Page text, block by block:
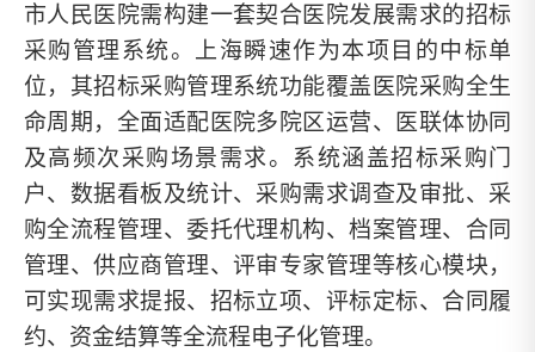
市人民医院需构建一套契合医院发展需求的招标
采购管理系统。上海瞬速作为本项目的中标单
位，其招标采购管理系统功能覆盖医院采购全生
命周期，全面适配医院多院区运营、医联体协同
及高频次采购场景需求。系统涵盖招标采购门
户、数据看板及统计、采购需求调查及审批、采
购全流程管理、委托代理机构、档案管理、合同
管理、供应商管理、评审专家管理等核心模块，
可实现需求提报、招标立项、评标定标、合同履
约、资金结算等全流程电子化管理。